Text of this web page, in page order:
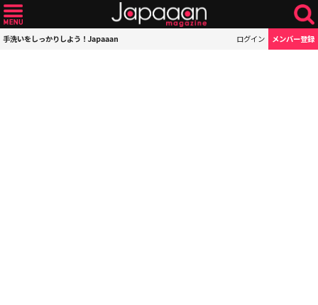
手洗いをしっかりしよう！Japaaan ログイン メンバー登録